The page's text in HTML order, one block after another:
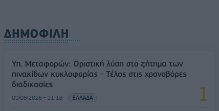
ΔΗΜΟΦΙΛΗ
Υπ. Μεταφορών: Οριστική λύση στο ζήτημα των
πινακίδων κυκλοφορίας - Τέλος στις χρονοβόρες
διαδικασίες
09/08/2026 - 11:18 ΕΛΛΑΔΑ